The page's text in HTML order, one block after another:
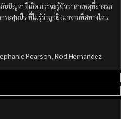
บปัญหาที่เกิด กว่าจะรู้ตัวว่าสาเหตุที่ยางรถ
ระสุนปืน ที่ไม่รู้ว่าถูกยิงมาจากทิศทางไหน
Pearson, Rod Hernandez